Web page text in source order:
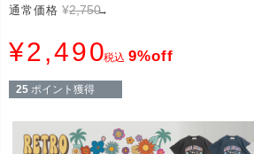
通常価格 ¥2,750→
¥2,490税込 9%off
25 ポイント獲得